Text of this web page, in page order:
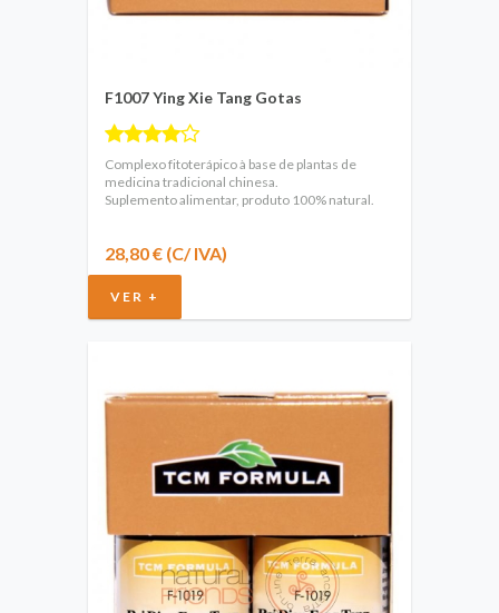
F1007 Ying Xie Tang Gotas
Complexo fitoterápico à base de plantas de
medicina tradicional chinesa.
Suplemento alimentar, produto 100% natural.
28,80 € (C/ IVA)
VER +